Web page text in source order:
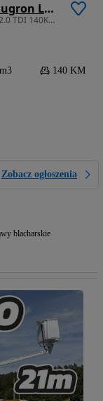
Volkswagen Crafter 35 AUTOMAT/Fugron L4H3, 2.0 TDI 140KM, 4490mm, Wysoki dach, r.o. 4490
1968 cm3 • 140 KM • 35 AUTOMAT/Fugron L4H3, 2.0 TDI 140KM, 4490mm, Wysoki dach, r.o. 4490
140 KM
Zobacz ogłoszenia
blacharskie